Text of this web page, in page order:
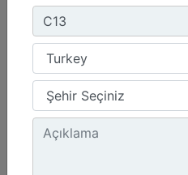
C13D
Maksimum Güç :
690 hp - 515 kW